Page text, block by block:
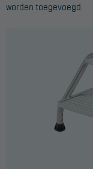
Trailertrap
VALBEVEILIGING
worden toegevoegd.